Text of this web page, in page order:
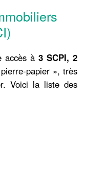
accès à 3 SCPI, 2
papier », très
Voici la liste des